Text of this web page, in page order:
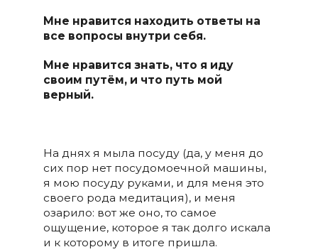
Мне нравится находить ответы на
все вопросы внутри себя.
Мне нравится знать, что я иду
своим путём, и что путь мой
верный.
На днях я мыла посуду (да, у меня до
сих пор нет посудомоечной машины,
я мою посуду руками, и для меня это
своего рода медитация), и меня
озарило: вот же оно, то самое
ощущение, которое я так долго искала
и к которому в итоге пришла.